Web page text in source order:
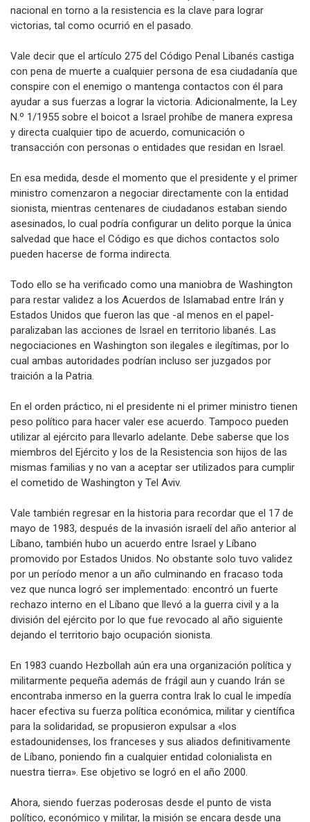
nacional en torno a la resistencia es la clave para lograr
victorias, tal como ocurrió en el pasado.
Vale decir que el artículo 275 del Código Penal Libanés castiga
con pena de muerte a cualquier persona de esa ciudadanía que
conspire con el enemigo o mantenga contactos con él para
ayudar a sus fuerzas a lograr la victoria. Adicionalmente, la Ley
N.º 1/1955 sobre el boicot a Israel prohíbe de manera expresa
y directa cualquier tipo de acuerdo, comunicación o
transacción con personas o entidades que residan en Israel.
En esa medida, desde el momento que el presidente y el primer
ministro comenzaron a negociar directamente con la entidad
sionista, mientras centenares de ciudadanos estaban siendo
asesinados, lo cual podría configurar un delito porque la única
salvedad que hace el Código es que dichos contactos solo
pueden hacerse de forma indirecta.
Todo ello se ha verificado como una maniobra de Washington
para restar validez a los Acuerdos de Islamabad entre Irán y
Estados Unidos que fueron las que -al menos en el papel-
paralizaban las acciones de Israel en territorio libanés. Las
negociaciones en Washington son ilegales e ilegítimas, por lo
cual ambas autoridades podrían incluso ser juzgados por
traición a la Patria.
En el orden práctico, ni el presidente ni el primer ministro tienen
peso político para hacer valer ese acuerdo. Tampoco pueden
utilizar al ejército para llevarlo adelante. Debe saberse que los
miembros del Ejército y los de la Resistencia son hijos de las
mismas familias y no van a aceptar ser utilizados para cumplir
el cometido de Washington y Tel Aviv.
Vale también regresar en la historia para recordar que el 17 de
mayo de 1983, después de la invasión israelí del año anterior al
Líbano, también hubo un acuerdo entre Israel y Líbano
promovido por Estados Unidos. No obstante solo tuvo validez
por un período menor a un año culminando en fracaso toda
vez que nunca logró ser implementado: encontró un fuerte
rechazo interno en el Líbano que llevó a la guerra civil y a la
división del ejército por lo que fue revocado al año siguiente
dejando el territorio bajo ocupación sionista.
En 1983 cuando Hezbollah aún era una organización política y
militarmente pequeña además de frágil aun y cuando Irán se
encontraba inmerso en la guerra contra Irak lo cual le impedía
hacer efectiva su fuerza política económica, militar y científica
para la solidaridad, se propusieron expulsar a «los
estadounidenses, los franceses y sus aliados definitivamente
de Líbano, poniendo fin a cualquier entidad colonialista en
nuestra tierra». Ese objetivo se logró en el año 2000.
Ahora, siendo fuerzas poderosas desde el punto de vista
político, económico y militar, la misión se encara desde una